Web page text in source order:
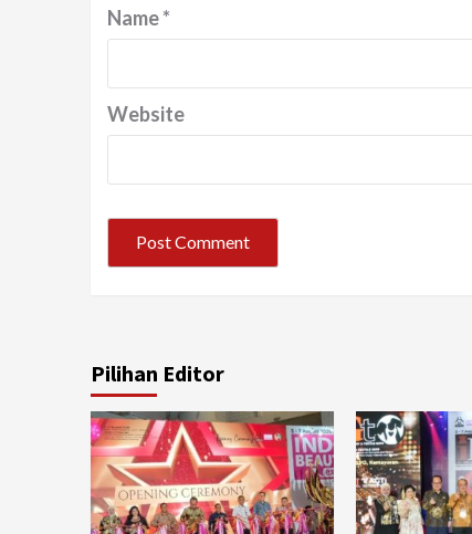
Name*
Website
Pilihan Editor